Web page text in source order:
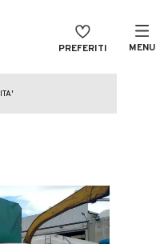
PREFERITI MENU